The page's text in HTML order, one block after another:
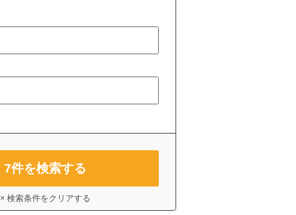
7件を検索する
× 検索条件をクリアする